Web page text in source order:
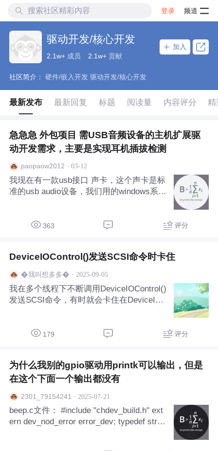
登录 频道
驱动开发/核心开发
2.1w+ 成员 2.1w+ 贡献
加入
社区简介： 硬件/嵌入开发 驱动开发/核心开发
最新发布 最新回复 标题 阅读量 内容评分 精
急急急 外包项目 需USB音频设备的主机扩展驱
动开发需求，主要是实现耳机插拔检测
paopaow2012 · 03-12
我现在有一款usb接口 声卡，这个声卡是标
准的usb audio设备，我们用的windows系统
机插入usb声卡时电脑端会有耳机插入提示
363 评分
DeviceIOControl()发送SCSI命令时卡住
�我叫想多多� · 2025-09-05
我在多个线程下不断调用DeviceIOControl()
发送SCSI命令，有时就会卡住在DeviceIO
最后一条通过DeviceIOControl()发送出去
179 评分
为什么我别的gpio驱动用printk可以输出，但是
在这个下面一个输出都没有
2301_79154241 · 2025-07-21
beep.c文件： #include "chdev_build.h" ext
ern dev_nod_error error_dev; typedef struc